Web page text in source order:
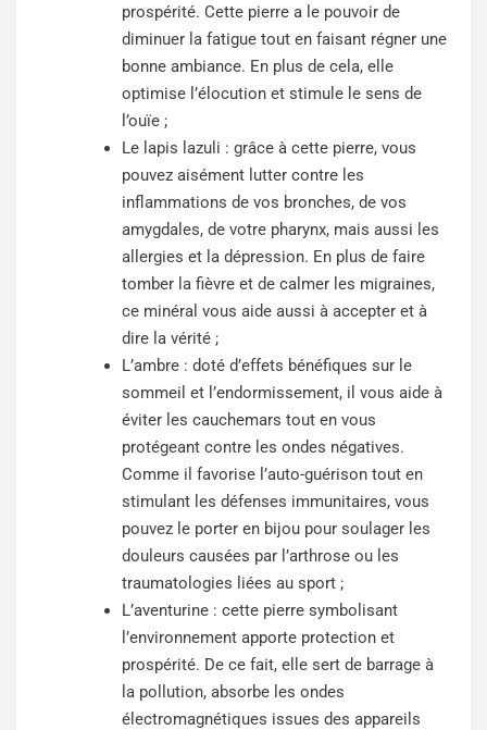
prospérité. Cette pierre a le pouvoir de
diminuer la fatigue tout en faisant régner une
bonne ambiance. En plus de cela, elle
optimise l’élocution et stimule le sens de
l’ouïe ;
Le lapis lazuli : grâce à cette pierre, vous
pouvez aisément lutter contre les
inflammations de vos bronches, de vos
amygdales, de votre pharynx, mais aussi les
allergies et la dépression. En plus de faire
tomber la fièvre et de calmer les migraines,
ce minéral vous aide aussi à accepter et à
dire la vérité ;
L’ambre : doté d’effets bénéfiques sur le
sommeil et l’endormissement, il vous aide à
éviter les cauchemars tout en vous
protégeant contre les ondes négatives.
Comme il favorise l’auto-guérison tout en
stimulant les défenses immunitaires, vous
pouvez le porter en bijou pour soulager les
douleurs causées par l’arthrose ou les
traumatologies liées au sport ;
L’aventurine : cette pierre symbolisant
l’environnement apporte protection et
prospérité. De ce fait, elle sert de barrage à
la pollution, absorbe les ondes
électromagnétiques issues des appareils